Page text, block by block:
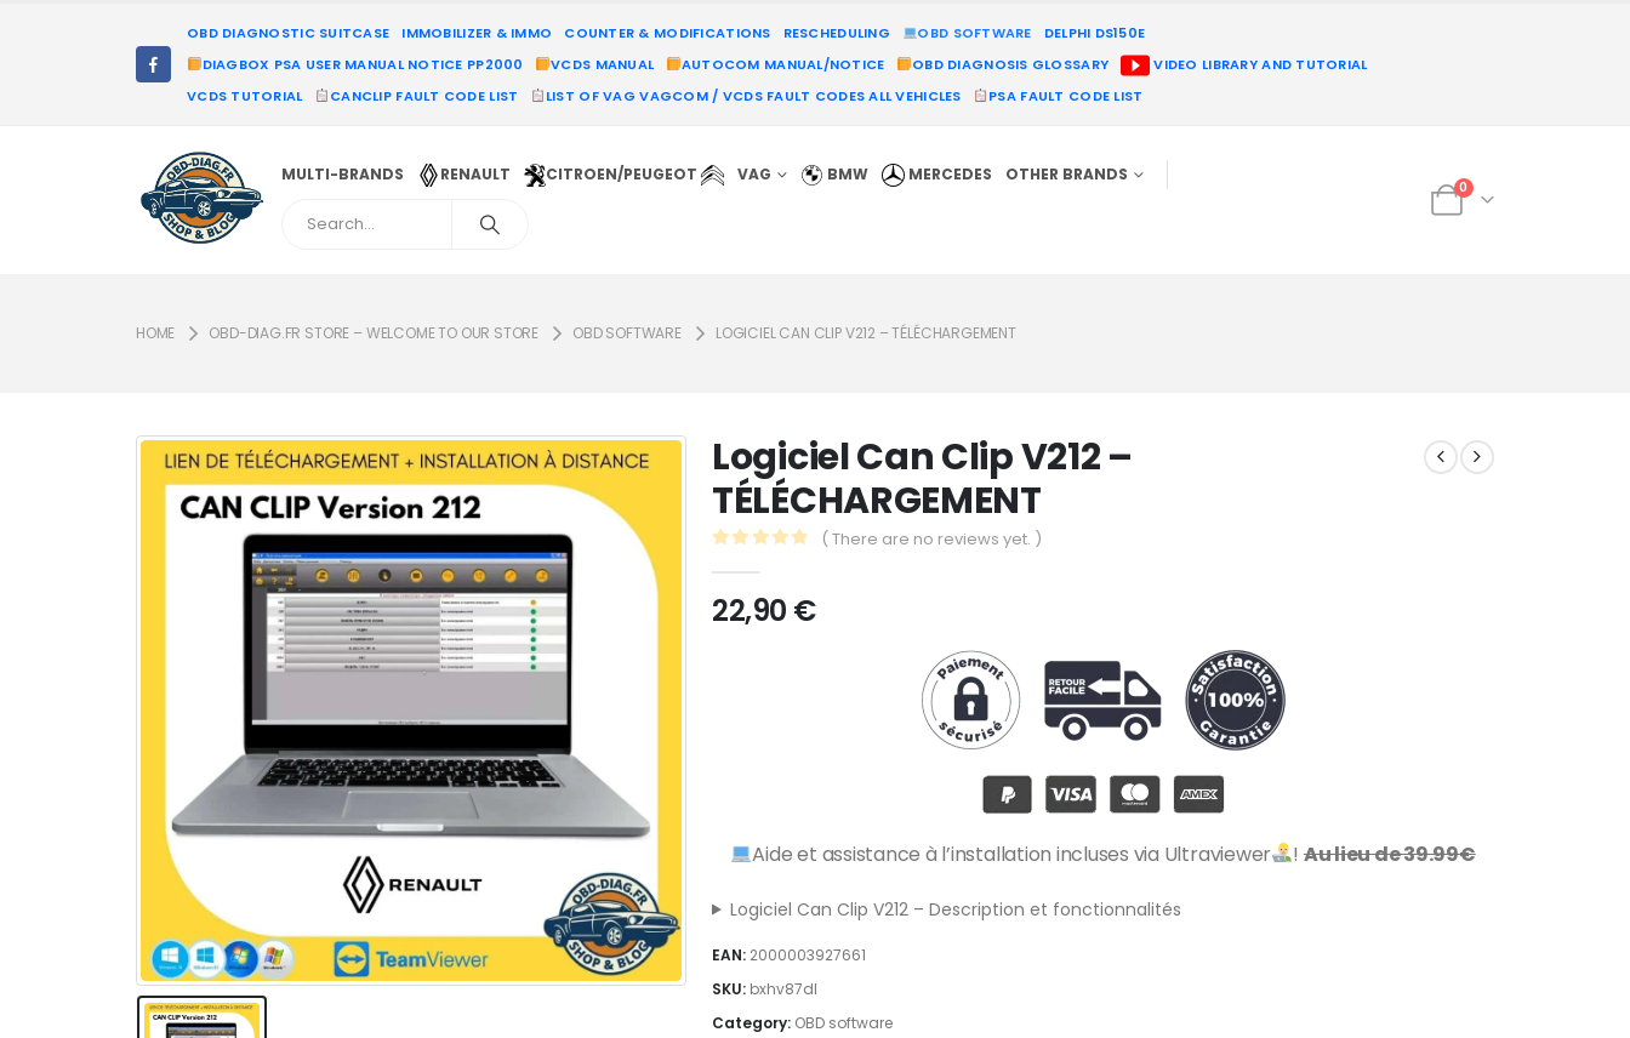
OBD DIAGNOSTIC SUITCASE IMMOBILIZER & IMMO COUNTER & MODIFICATIONS RESCHEDULING OBD SOFTWARE
DELPHI DS150E
DIAGBOX PSA USER MANUAL NOTICE PP2000
VCDS MANUAL AUTOCOM MANUAL/NOTICE OBD DIAGNOSIS GLOSSARY
VIDEO LIBRARY AND TUTORIAL
VCDS TUTORIAL
CANCLIP FAULT CODE LIST LIST OF VAG VAGCOM / VCDS FAULT CODES ALL VEHICLES PSA FAULT CODE LIST
MULTI-BRANDS RENAULT CITROEN/PEUGEOT VAG BMW MERCEDES OTHER BRANDS
0
HOME OBD-DIAG.FR STORE – WELCOME TO OUR STORE OBD SOFTWARE LOGICIEL CAN CLIP V212 – TÉLÉCHARGEMENT
Logiciel Can Clip V212 –
TÉLÉCHARGEMENT
( There are no reviews yet. )
22,90 €
Aide et assistance à l’installation incluses via Ultraviewer !Au lieu de 39.99€
Logiciel Can Clip V212 – Description et fonctionnalités
EAN: 2000003927661
SKU: bxhv87dl
Category: OBD software